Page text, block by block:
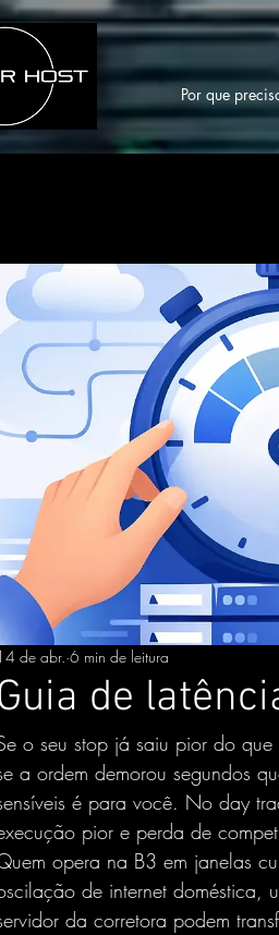
Por que
de
de abr. 6 min de leitura
o seu stop já saiu pior do
a ordem demorou segundos
é para você. No day
pior e perda de
opera na B3 em janelas
de internet doméstica,
da corretora podem